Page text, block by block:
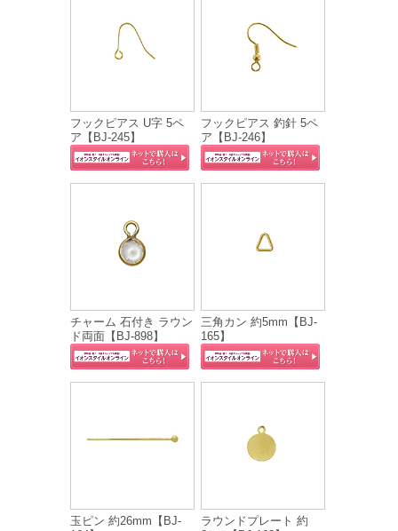
フックピアス U字 5ペ
ア【BJ-245】
フックピアス 釣針 5ペ
ア【BJ-246】
チャーム 石付き ラウン
ド両面【BJ-898】
三角カン 約5mm【BJ-
165】
玉ピン 約26mm【BJ-
ラウンドプレート 約